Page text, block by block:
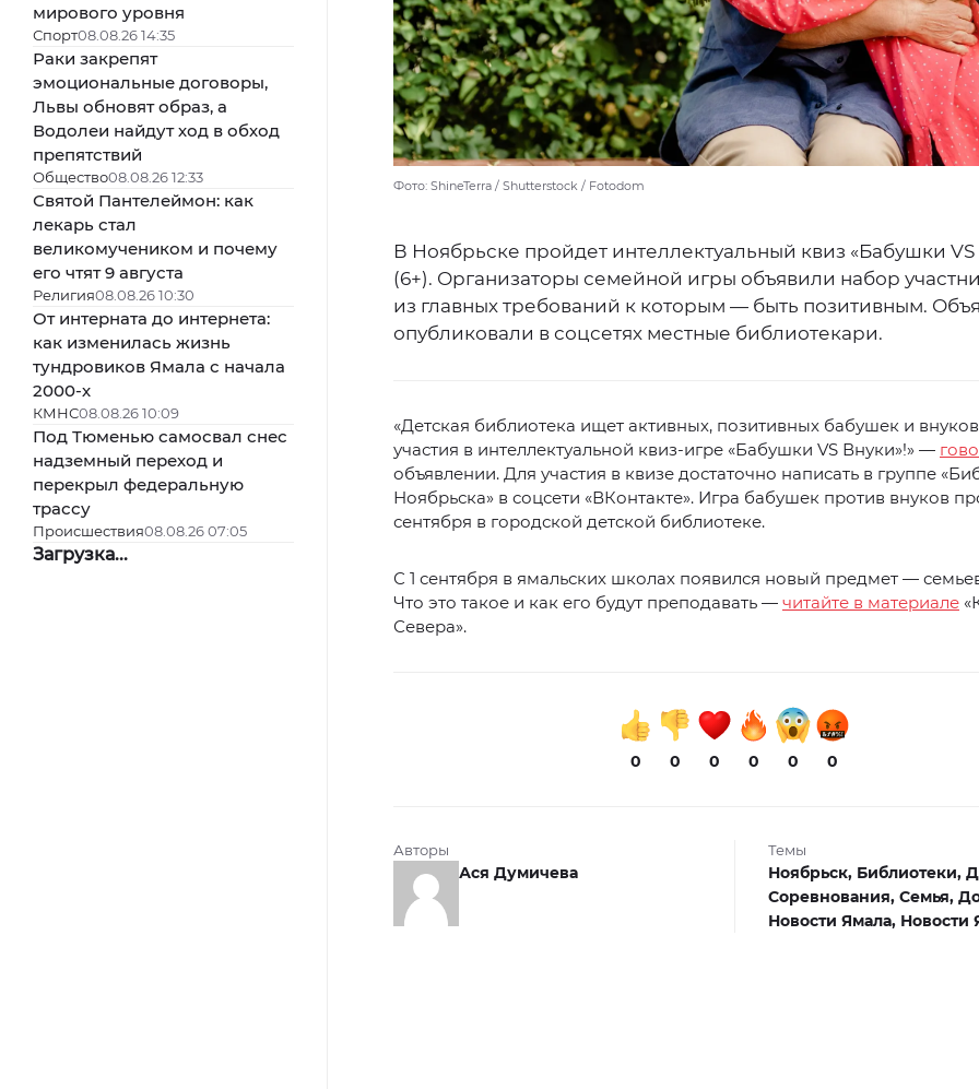
мирового уровня
Спорт08.08.26 14:35
Раки закрепят
эмоциональные договоры,
Львы обновят образ, а
Водолеи найдут ход в обход
препятствий
Общество08.08.26 12:33
Святой Пантелеймон: как
лекарь стал
великомучеником и почему
его чтят 9 августа
Религия08.08.26 10:30
От интерната до интернета:
как изменилась жизнь
тундровиков Ямала с начала
2000-х
КМНС08.08.26 10:09
Под Тюменью самосвал снес
надземный переход и
перекрыл федеральную
трассу
Происшествия08.08.26 07:05
Загрузка...
Фото: ShineTerra / Shutterstock / Fotodom
В Ноябрьске пройдет интеллектуальный квиз «Бабушки VS
(6+). Организаторы семейной игры объявили набор
из главных требований к которым — быть позитивным.
опубликовали в соцсетях местные библиотекари.
«Детская библиотека ищет активных, позитивных бабушек и
участия в интеллектуальной квиз-игре «Бабушки VS Внуки»!» —
объявлении. Для участия в квизе достаточно написать в группе
Ноябрьска» в соцсети «ВКонтакте». Игра бабушек против внуков
сентября в городской детской библиотеке.
С 1 сентября в ямальских школах появился новый предмет —
Что это такое и как его будут преподавать — читайте в материале
Севера».
0 0 0 0 0 0
Авторы
Ася Думичева
Темы
Ноябрьск, Библиотеки,
Соревнования, Семья,
Новости Ямала, Новости